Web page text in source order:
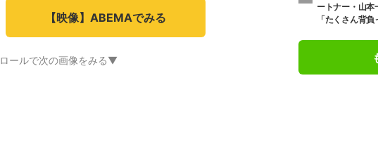
【映像】ABEMAでみる
ールで次の画像をみる▼
ートナー・山本
「たくさん背